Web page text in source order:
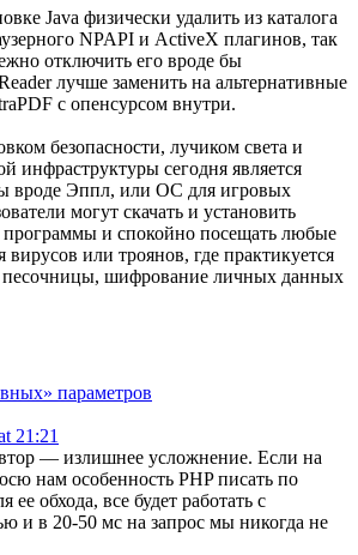
Java физически удалить из каталога
NPAPI и ActiveX плагинов, так
отключить его вроде бы
лучше заменить на альтернативные
с опенсурсом внутри.
безопасности, лучиком света и
инфраструктуры сегодня является
вроде Эппл, или ОС для игровых
могут скачать и установить
программы и спокойно посещать любые
вирусов или троянов, где практикуется
песочницы, шифрование личных данных
параметров
21:21
— излишнее усложнение. Если на
нам особенность PHP писать по
ее обхода, все будет работать с
и в 20-50 мс на запрос мы никогда не